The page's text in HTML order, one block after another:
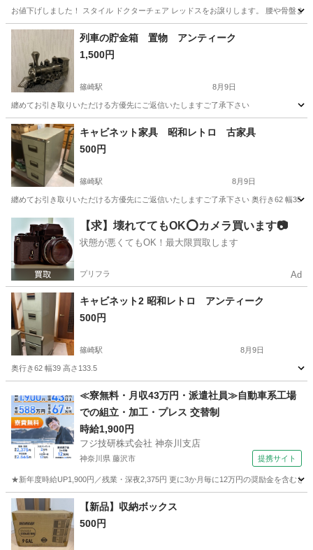
お値下げしました！ スタイル ドクターチェア レッドスをお譲りします。 腰や骨盤ま
東京 豊島区 池袋駅 椅子
列車の貯金箱 置物 アンティーク
1,500円
篠崎駅 8月9日
纏めてお引き取りいただける方優先にご返信いたしますご了承下さい
東京 江戸川区 篠崎駅 インテリア雑貨/小物 貯金箱
キャビネット家具 昭和レトロ 古家具
500円
篠崎駅 8月9日
纏めてお引き取りいただける方優先にご返信いたしますご了承下さい 奥行き62 幅35 高
東京 江戸川区 篠崎駅 収納家具 レトロ
【求】壊れててもOK⭕️カメラ買います📷
状態が悪くてもOK！最大限買取します
プリフラ Ad
キャビネット2 昭和レトロ アンティーク
500円
篠崎駅 8月9日
奥行き62 幅39 高さ133.5
篠崎駅 収納家具 レトロ
≪寮無料・月収43万円・派遣社員≫自動車系工場
での組立・加工・プレス 交替制
時給1,900円
フジ技研株式会社 神奈川支店
神奈川県 藤沢市 提携サイト
★新年度時給UP1,900円／残業・深夜2,375円 更に3か月毎に12万円の奨励金を含む
神奈川 藤沢市 その他
【新品】収納ボックス
500円